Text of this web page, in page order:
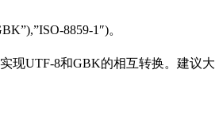
8859-1″)。
UTF-8和GBK的相互转换。建议